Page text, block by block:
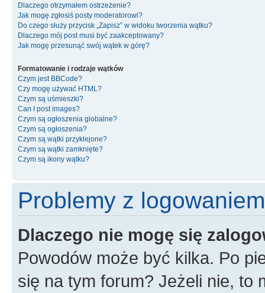
Dlaczego otrzymałem ostrzeżenie?
Jak mogę zgłosiś posty moderatorowi?
Do czego służy przycisk „Zapisz” w widoku tworzenia wątku?
Dlaczego mój post musi być zaakceptowany?
Jak mogę przesunąć swój wątek w górę?
Formatowanie i rodzaje wątków
Czym jest BBCode?
Czy mogę używać HTML?
Czym są uśmieszki?
Can I post images?
Czym są ogłoszenia globalne?
Czym są ogłoszenia?
Czym są wątki przyklejone?
Czym są wątki zamknięte?
Czym są ikony wątku?
Problemy z
Dlaczego nie mogę się
Powodów może być kilka. Po
się na tym forum? Jeżeli nie, to